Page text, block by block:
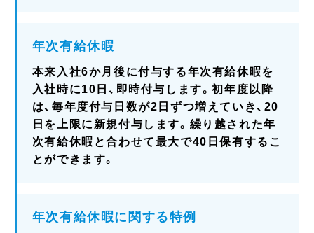
年次有給休暇
本来入社6か月後に付与する年次有給休暇を
入社時に10日、即時付与します。初年度以降
は、毎年度付与日数が2日ずつ増えていき、20
日を上限に新規付与します。繰り越された年
次有給休暇と合わせて最大で40日保有するこ
とができます。
年次有給休暇に関する特例